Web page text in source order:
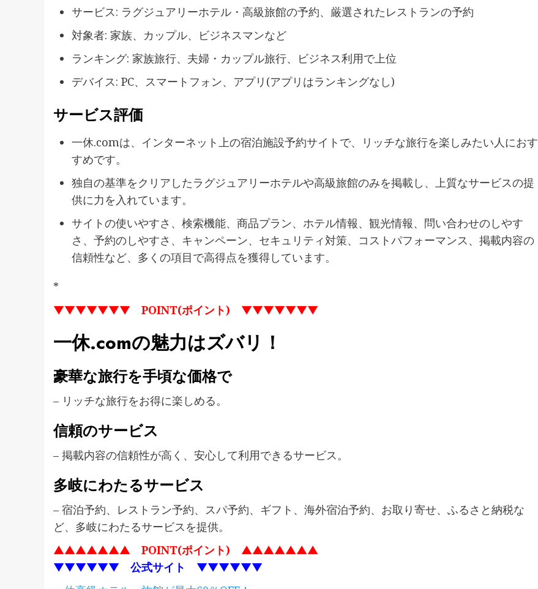
サービス: ラグジュアリーホテル・高級旅館の予約、厳選されたレストランの予約
対象者: 家族、カップル、ビジネスマンなど
ランキング: 家族旅行、夫婦・カップル旅行、ビジネス利用で上位
デバイス: PC、スマートフォン、アプリ(アプリはランキングなし)
サービス評価
一休.comは、インターネット上の宿泊施設予約サイトで、リッチな旅行を楽しみたい人におす
すめです。
独自の基準をクリアしたラグジュアリーホテルや高級旅館のみを掲載し、上質なサービスの提
供に力を入れています。
サイトの使いやすさ、検索機能、商品プラン、ホテル情報、観光情報、問い合わせのしやす
さ、予約のしやすさ、キャンペーン、セキュリティ対策、コストパフォーマンス、掲載内容の
信頼性など、多くの項目で高得点を獲得しています。
*
▼▼▼▼▼▼▼ POINT(ポイント) ▼▼▼▼▼▼▼
一休.comの魅力はズバリ！
豪華な旅行を手頃な価格で
– リッチな旅行をお得に楽しめる。
信頼のサービス
– 掲載内容の信頼性が高く、安心して利用できるサービス。
多岐にわたるサービス
– 宿泊予約、レストラン予約、スパ予約、ギフト、海外宿泊予約、お取り寄せ、ふるさと納税な
ど、多岐にわたるサービスを提供。
▲▲▲▲▲▲▲ POINT(ポイント) ▲▲▲▲▲▲▲
▼▼▼▼▼▼ 公式サイト ▼▼▼▼▼▼